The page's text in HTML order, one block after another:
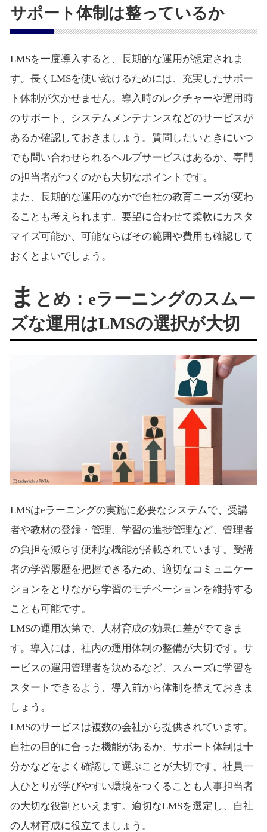
サポート体制は整っているか
LMSを一度導入すると、長期的な運用が想定されま
す。長くLMSを使い続けるためには、充実したサポー
ト体制が欠かせません。導入時のレクチャーや運用時
のサポート、システムメンテナンスなどのサービスが
あるか確認しておきましょう。質問したいときにいつ
でも問い合わせられるヘルプサービスはあるか、専門
の担当者がつくのかも大切なポイントです。
また、長期的な運用のなかで自社の教育ニーズが変わ
ることも考えられます。要望に合わせて柔軟にカスタ
マイズ可能か、可能ならばその範囲や費用も確認して
おくとよいでしょう。
ま とめ：eラーニングのスムー
ズな運用はLMSの選択が大切
LMSはeラーニングの実施に必要なシステムで、受講
者や教材の登録・管理、学習の進捗管理など、管理者
の負担を減らす便利な機能が搭載されています。受講
者の学習履歴を把握できるため、適切なコミュニケー
ションをとりながら学習のモチベーションを維持する
ことも可能です。
LMSの運用次第で、人材育成の効果に差がでてきま
す。導入には、社内の運用体制の整備が大切です。サ
ービスの運用管理者を決めるなど、スムーズに学習を
スタートできるよう、導入前から体制を整えておきま
しょう。
LMSのサービスは複数の会社から提供されています。
自社の目的に合った機能があるか、サポート体制は十
分かなどをよく確認して選ぶことが大切です。社員一
人ひとりが学びやすい環境をつくることも人事担当者
の大切な役割といえます。適切なLMSを選定し、自社
の人材育成に役立てましょう。